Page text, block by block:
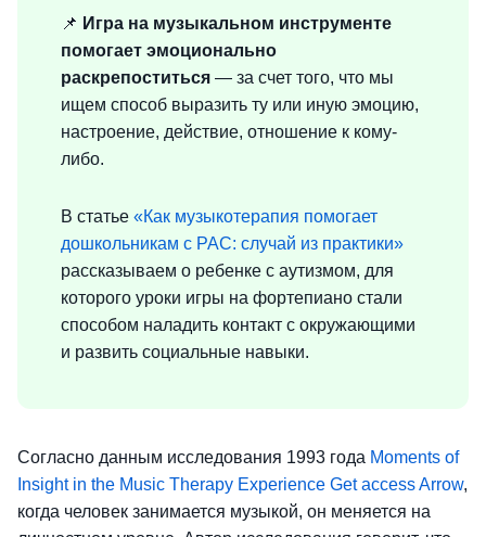
📌 Игра на музыкальном инструменте
помогает эмоционально
раскрепоститься — за счет того, что мы
ищем способ выразить ту или иную эмоцию,
настроение, действие, отношение к кому-
либо.
В статье «Как музыкотерапия помогает
дошкольникам с РАС: случай из практики»
рассказываем о ребенке с аутизмом, для
которого уроки игры на фортепиано стали
способом наладить контакт с окружающими
и развить социальные навыки.
Согласно данным исследования 1993 года Moments of
Insight in the Music Therapy Experience Get access Arrow,
когда человек занимается музыкой, он меняется на